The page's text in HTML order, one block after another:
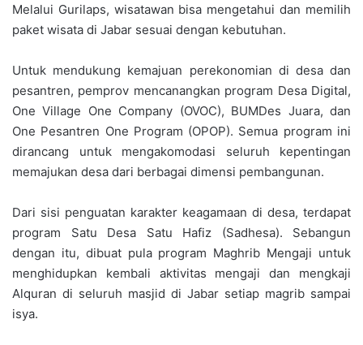
Melalui Gurilaps, wisatawan bisa mengetahui dan memilih
paket wisata di Jabar sesuai dengan kebutuhan.
Untuk mendukung kemajuan perekonomian di desa dan
pesantren, pemprov mencanangkan program Desa Digital,
One Village One Company (OVOC), BUMDes Juara, dan
One Pesantren One Program (OPOP). Semua program ini
dirancang untuk mengakomodasi seluruh kepentingan
memajukan desa dari berbagai dimensi pembangunan.
Dari sisi penguatan karakter keagamaan di desa, terdapat
program Satu Desa Satu Hafiz (Sadhesa). Sebangun
dengan itu, dibuat pula program Maghrib Mengaji untuk
menghidupkan kembali aktivitas mengaji dan mengkaji
Alquran di seluruh masjid di Jabar setiap magrib sampai
isya.